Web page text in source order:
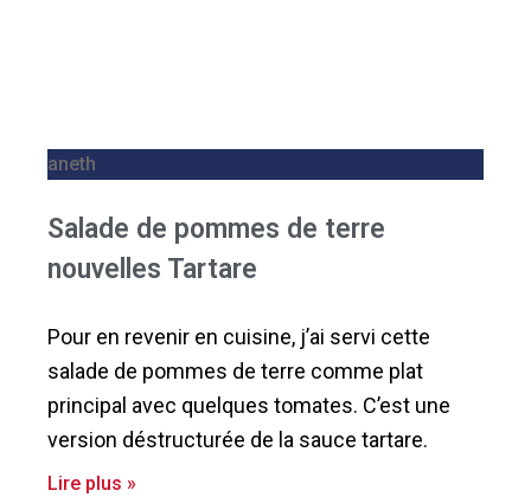
aneth
Salade de pommes de terre
nouvelles Tartare
Pour en revenir en cuisine, j’ai servi cette
salade de pommes de terre comme plat
principal avec quelques tomates. C’est une
version déstructurée de la sauce tartare.
Lire plus »